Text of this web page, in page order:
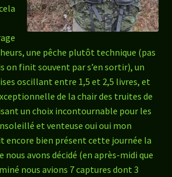
une pêche plutôt technique (pas
on finit souvent par s’en sortir), un
oscillant entre 1,5 et 2,5 livres, et
de la chair des truites de
un choix incontournable pour les
et venteuse oui oui mon
encore bien présent cette journée la
avons décidé (en après-midi que
nous avions 7 captures dont 3